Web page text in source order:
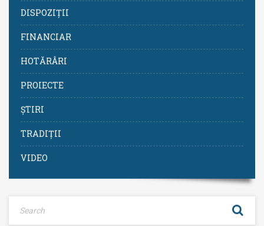
DISPOZIȚII
FINANCIAR
HOTĂRÂRI
PROIECTE
ȘTIRI
TRADIȚII
VIDEO